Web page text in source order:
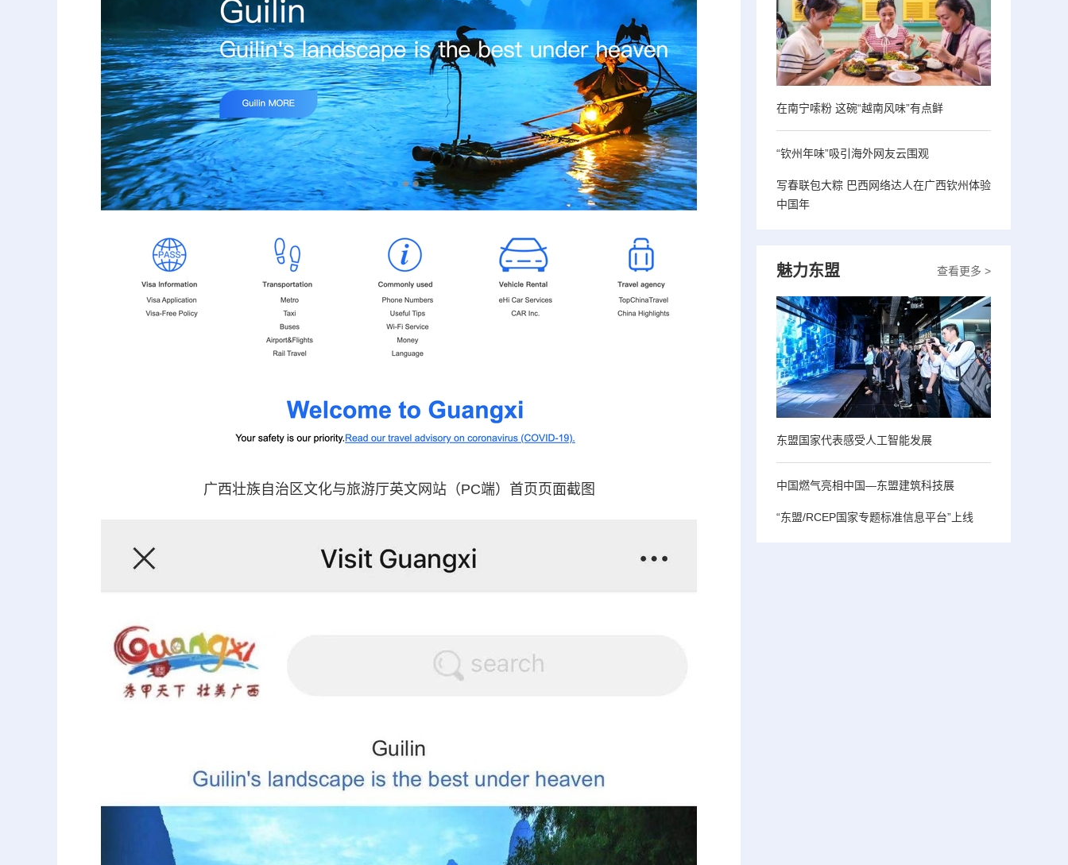
广西壮族自治区文化与旅游厅英文网站（PC端）首页页面截图
在南宁嗦粉 这碗“越南风味”有点鲜
“钦州年味”吸引海外网友云围观
写春联包大粽 巴西网络达人在广西钦州体验
中国年
查看更多 >
魅力东盟
东盟国家代表感受人工智能发展
中国燃气亮相中国—东盟建筑科技展
“东盟/RCEP国家专题标准信息平台”上线